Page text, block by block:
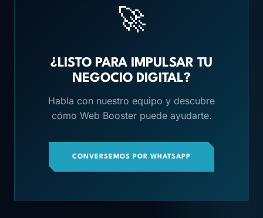
🚀
¿LISTO PARA IMPULSAR TU
NEGOCIO DIGITAL?
Habla con nuestro equipo y descubre
cómo Web Booster puede ayudarte.
CONVERSEMOS POR WHATSAPP